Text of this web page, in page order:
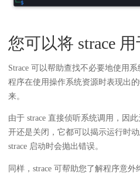
您可以将 strace
Strace 可以帮助查找不必要地使用
程序在使用操作系统资源时表现出
来。
由于 strace 直接侦听系统调用，因
开还是关闭，它都可以揭示运行时
strace 启动时会抛出错误。
同样，strace 可帮助您了解程序意